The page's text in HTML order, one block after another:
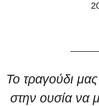
Το τραγούδι
στην ουσία να